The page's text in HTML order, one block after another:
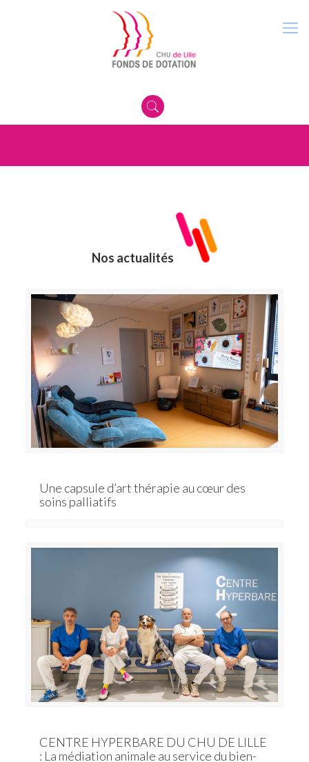
Nos actualités
Une capsule d’art thérapie au cœur des
soins palliatifs
CENTRE HYPERBARE DU CHU DE LILLE
: La médiation animale au service du bien-